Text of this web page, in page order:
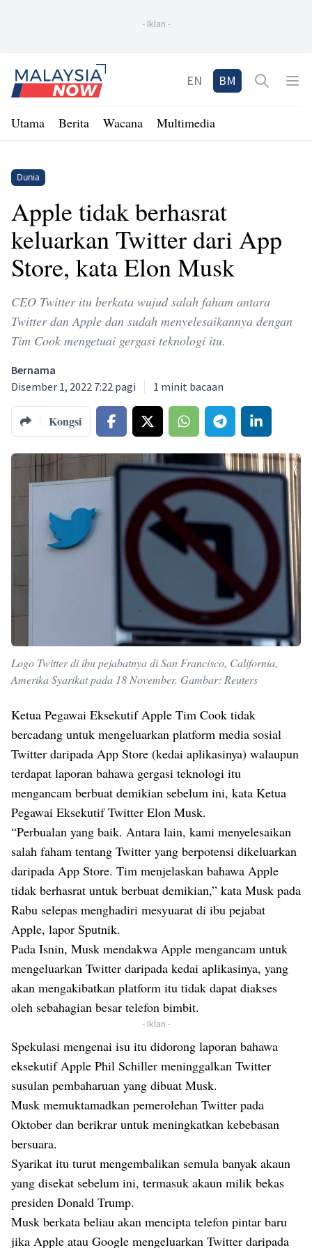
- Iklan -
Home
EN BM Open
Utama Berita Wacana Multimedia
Dunia
Apple tidak berhasrat
keluarkan Twitter dari App
Store, kata Elon Musk
CEO Twitter itu berkata wujud salah faham antara
Twitter dan Apple dan sudah menyelesaikannya dengan
Tim Cook mengetuai gergasi teknologi itu.
Bernama
Disember 1, 2022 7:22 pagi
1 minit bacaan
Kongsi
Logo Twitter di ibu pejabatnya di San Francisco, California,
Amerika Syarikat pada 18 November. Gambar: Reuters
Ketua Pegawai Eksekutif Apple Tim Cook tidak
bercadang untuk mengeluarkan platform media sosial
Twitter daripada App Store (kedai aplikasinya) walaupun
terdapat laporan bahawa gergasi teknologi itu
mengancam berbuat demikian sebelum ini, kata Ketua
Pegawai Eksekutif Twitter Elon Musk.
“Perbualan yang baik. Antara lain, kami menyelesaikan
salah faham tentang Twitter yang berpotensi dikeluarkan
daripada App Store. Tim menjelaskan bahawa Apple
tidak berhasrat untuk berbuat demikian,” kata Musk pada
Rabu selepas menghadiri mesyuarat di ibu pejabat
Apple, lapor Sputnik.
Pada Isnin, Musk mendakwa Apple mengancam untuk
mengeluarkan Twitter daripada kedai aplikasinya, yang
akan mengakibatkan platform itu tidak dapat diakses
oleh sebahagian besar telefon bimbit.
- Iklan -
Spekulasi mengenai isu itu didorong laporan bahawa
eksekutif Apple Phil Schiller meninggalkan Twitter
susulan pembaharuan yang dibuat Musk.
Musk memuktamadkan pemerolehan Twitter pada
Oktober dan berikrar untuk meningkatkan kebebasan
bersuara.
Syarikat itu turut mengembalikan semula banyak akaun
yang disekat sebelum ini, termasuk akaun milik bekas
presiden Donald Trump.
Musk berkata beliau akan mencipta telefon pintar baru
jika Apple atau Google mengeluarkan Twitter daripada